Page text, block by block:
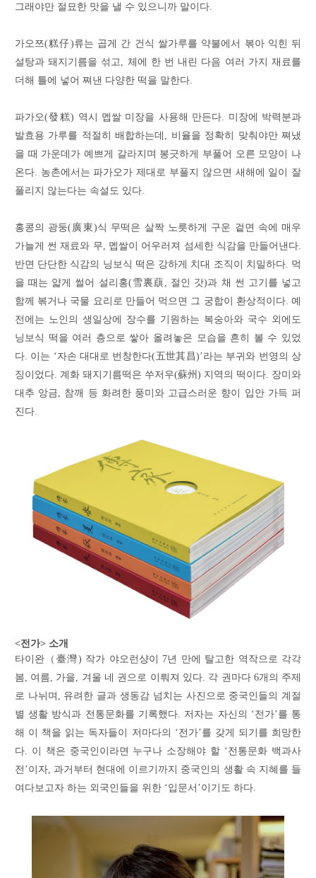
그래야만 절묘한 맛을 낼 수 있으니까 말이다.
가오쯔(糕仔)류는 곱게 간 건식 쌀가루를 약불에서 볶아 익힌 뒤
설탕과 돼지기름을 섞고, 체에 한 번 내린 다음 여러 가지 재료를
더해 틀에 넣어 쪄낸 다양한 떡을 말한다.
파가오(發糕) 역시 멥쌀 미장을 사용해 만든다. 미장에 박력분과
발효용 가루를 적절히 배합하는데, 비율을 정확히 맞춰야만 쪄냈
을 때 가운데가 예쁘게 갈라지며 봉긋하게 부풀어 오른 모양이 나
온다. 농촌에서는 파가오가 제대로 부풀지 않으면 새해에 일이 잘
풀리지 않는다는 속설도 있다.
홍콩의 광둥(廣東)식 무떡은 살짝 노릇하게 구운 겉면 속에 매우
가늘게 썬 재료와 무, 멥쌀이 어우러져 섬세한 식감을 만들어낸다.
반면 단단한 식감의 닝보식 떡은 강하게 치대 조직이 치밀하다. 먹
을 때는 얇게 썰어 설리홍(雪裏蕻, 절인 갓)과 채 썬 고기를 넣고
함께 볶거나 국물 요리로 만들어 먹으면 그 궁합이 환상적이다. 예
전에는 노인의 생일상에 장수를 기원하는 복숭아와 국수 외에도
닝보식 떡을 여러 층으로 쌓아 올려놓은 모습을 흔히 볼 수 있었
다. 이는 ‘자손 대대로 번창한다(五世其昌)’라는 부귀와 번영의 상
징이었다. 계화 돼지기름떡은 쑤저우(蘇州) 지역의 떡이다. 장미와
대추 앙금, 참깨 등 화려한 풍미와 고급스러운 향이 입안 가득 퍼
진다.
<전가> 소개
타이완（臺灣) 작가 야오런샹이 7년 만에 탈고한 역작으로 각각
봄, 여름, 가을, 겨울 네 권으로 이뤄져 있다. 각 권마다 6개의 주제
로 나뉘며, 유려한 글과 생동감 넘치는 사진으로 중국인들의 계절
별 생활 방식과 전통문화를 기록했다. 저자는 자신의 ‘전가’를 통
해 이 책을 읽는 독자들이 저마다의 ‘전가’를 갖게 되기를 희망한
다. 이 책은 중국인이라면 누구나 소장해야 할 ‘전통문화 백과사
전’이자, 과거부터 현대에 이르기까지 중국인의 생활 속 지혜를 들
여다보고자 하는 외국인들을 위한 ‘입문서’이기도 하다.